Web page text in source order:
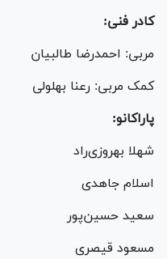
کادر فنی:
مربی: احمدرضا طالبیان
کمک مربی: رعنا بهلولی
پاراکانو:
شهلا بهروزی‌راد
اسلام جاهدی
سعید حسین‌پور
مسعود قیصری